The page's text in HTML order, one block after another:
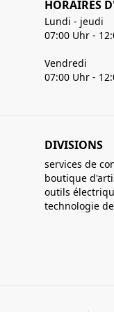
HORAIRES
Lundi - jeudi
07:00 Uhr -
Vendredi
07:00 Uhr -
DIVISIONS
services de
boutique
outils
technologie